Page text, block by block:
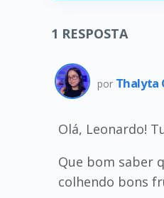
1 RESPOSTA
por Thalyta
Olá, Leonardo!
Que bom saber
colhendo bons